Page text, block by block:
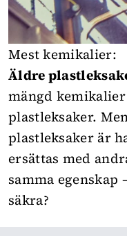
Mest kemikalier:
Äldre
mängd
plastleksaker.
plastleksaker är
ersättas med
samma
säkra?